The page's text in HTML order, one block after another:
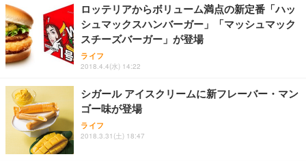
ロッテリアからボリューム満点の新定番「ハッ
シュマックスハンバーガー」「マッシュマック
スチーズバーガー」が登場
ライフ
2018.4.4(水) 14:22
シガール アイスクリームに新フレーバー・マン
ゴー味が登場
ライフ
2018.3.31(土) 18:47